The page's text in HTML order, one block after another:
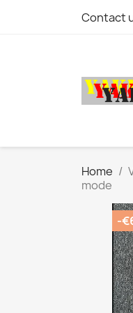
Contact
Home
mode
-